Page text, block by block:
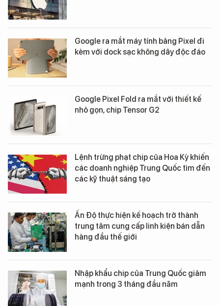
Google ra mắt máy tính bảng Pixel đi
kèm với dock sạc không dây độc đáo
Google Pixel Fold ra mắt với thiết kế
nhỏ gọn, chip Tensor G2
Lệnh trừng phạt chip của Hoa Kỳ khiến
các doanh nghiệp Trung Quốc tìm đến
các kỹ thuật sáng tạo
Ấn Độ thực hiện kế hoạch trở thành
trung tâm cung cấp linh kiện bán dẫn
hàng đầu thế giới
Nhập khẩu chip của Trung Quốc giảm
mạnh trong 3 tháng đầu năm